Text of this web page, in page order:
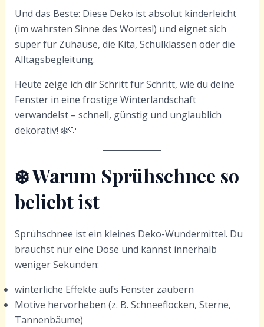
Und das Beste: Diese Deko ist absolut kinderleicht
(im wahrsten Sinne des Wortes!) und eignet sich
super für Zuhause, die Kita, Schulklassen oder die
Alltagsbegleitung.
Heute zeige ich dir Schritt für Schritt, wie du deine
Fenster in eine frostige Winterlandschaft
verwandelst – schnell, günstig und unglaublich
dekorativ! ❄️🤍
❄️Warum Sprühschnee so
beliebt ist
Sprühschnee ist ein kleines Deko-Wundermittel. Du
brauchst nur eine Dose und kannst innerhalb
weniger Sekunden:
winterliche Effekte aufs Fenster zaubern
Motive hervorheben (z. B. Schneeflocken, Sterne,
Tannenbäume)